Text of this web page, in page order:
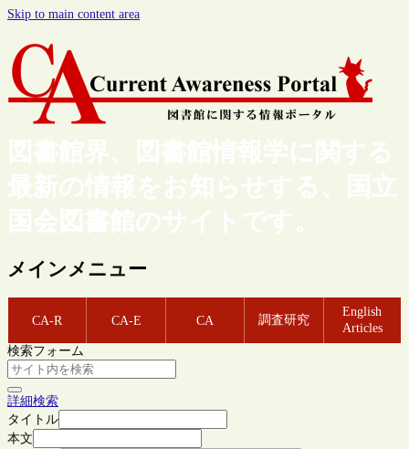
Skip to main content area
図書館界、図書館情報学に関する
最新の情報をお知らせする、国立
国会図書館のサイトです。
メインメニュー
CA-R CA-E CA 調査研究
English
Articles
検索フォーム
詳細検索
タイトル
本文